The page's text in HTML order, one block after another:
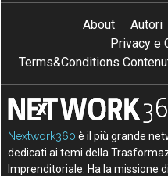
About Autori
Privacy e
Terms&Conditions
Nextwork360 è il più grande
dedicati ai temi della
Imprenditoriale. Ha la missione